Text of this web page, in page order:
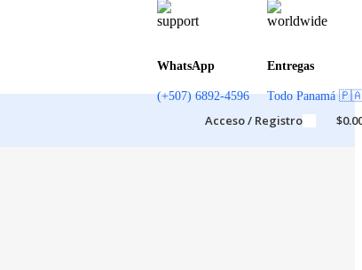
WhatsApp
(+507) 6892-4596
Entregas
Todo Panamá
Acceso / Registro $